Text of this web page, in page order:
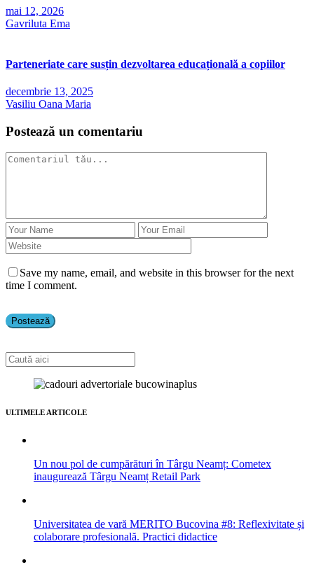
mai 12, 2026
Gavriluta Ema
Parteneriate care susțin dezvoltarea educațională a copiilor
decembrie 13, 2025
Vasiliu Oana Maria
Postează un comentariu
Save my name, email, and website in this browser for the next
time I comment.
ULTIMELE ARTICOLE
Un nou pol de cumpărături în Târgu Neamț: Cometex
inaugurează Târgu Neamț Retail Park
Universitatea de vară MERITO Bucovina #8: Reflexivitate și
colaborare profesională. Practici didactice